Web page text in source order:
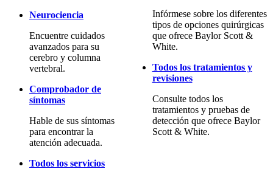
Neurociencia
Encuentre cuidados
avanzados para su
cerebro y columna
vertebral.
Comprobador de
síntomas
Hable de sus síntomas
para encontrar la
atención adecuada.
Todos los servicios
Infórmese sobre los diferentes
tipos de opciones quirúrgicas
que ofrece Baylor Scott &
White.
Todos los tratamientos y
revisiones
Consulte todos los
tratamientos y pruebas de
detección que ofrece Baylor
Scott & White.